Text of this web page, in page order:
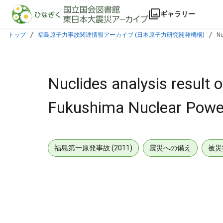
本文に飛ぶ
ギャラリー
トップ 福島原子力事故関連情報アーカイブ (日本原子力研究開発機構)
Nuclides analysis result
Fukushima Nuclear
福島第一原発事故 (2011) 震災への備え 被災